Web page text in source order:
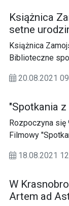
na leżakach.
Książnica
setne
Książnica
Biblioteczne
Wydarzenie,
godzinie 16.00.
20.08.2021
"Spotkania
Rozpoczyna
Filmowy
18.08.2021
W
Artem ad